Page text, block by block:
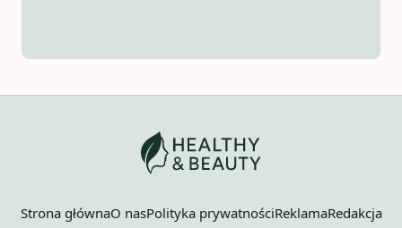
Strona głównaO nasPolityka prywatnościReklamaRedakcja